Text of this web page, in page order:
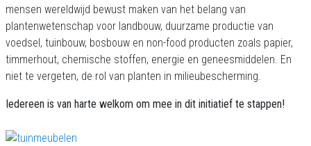
mensen wereldwijd bewust maken van het belang van
plantenwetenschap voor landbouw, duurzame productie van
voedsel, tuinbouw, bosbouw en non-food producten zoals papier,
timmerhout, chemische stoffen, energie en geneesmiddelen. En
niet te vergeten, de rol van planten in milieubescherming.
Iedereen is van harte welkom om mee in dit initiatief te stappen!